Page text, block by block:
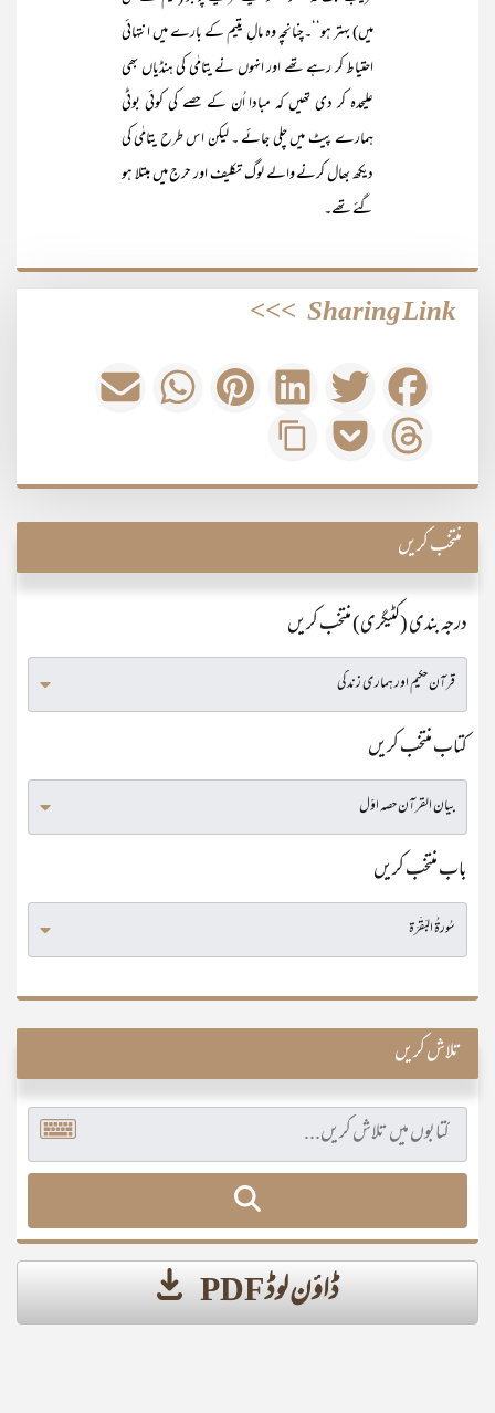
میں) بہتر ہو‘‘۔چنانچہ وہ مالِ یتیم کے بارے میں انتہائی
احتیاط کر رہے تھے اور انہوں نے یتامٰی کی ہنڈیاں بھی
علیحدہ کر دی تھیں کہ مبادا اُن کے حصے کی کوئی بوٹی
ہمارے پیٹ میں چلی جائے ۔ لیکن اس طرح یتامٰی کی
دیکھ بھال کرنے والے لوگ تکلیف اور حرج میں مبتلا ہو
گئے تھے۔
Sharing Link
>>>
منتخب کریں
درجہ بندی (کٹیگری) منتخب کریں
کتاب منتخب کریں
باب منتخب کریں
تلاش کریں
ڈاؤن لوڈ PDF